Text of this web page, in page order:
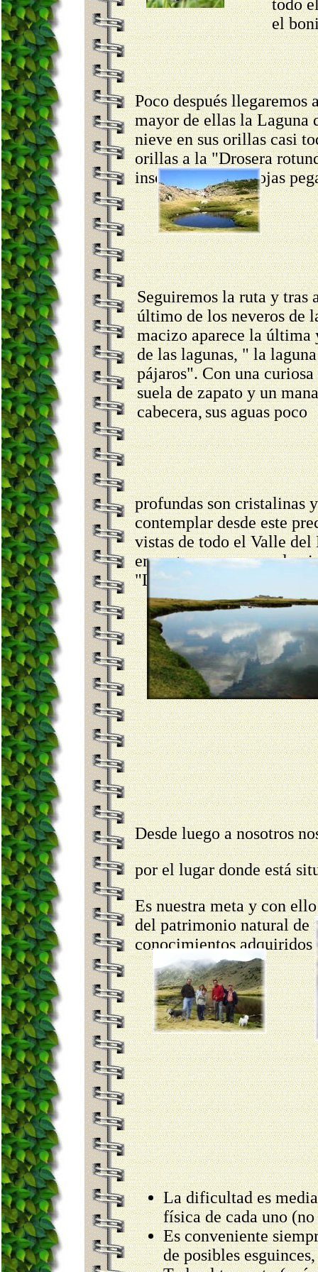
todo
el
Poco después llegaremos
mayor de ellas la Laguna
nieve en sus orillas casi
orillas a la "Drosera
insectos con sus hojas
Seguiremos la ruta y tras
último de los neveros de
macizo aparece la última
de las lagunas, " la
pájaros". Con una
suela de zapato y un
cabecera,sus aguas poco
profundas son cristalinas
contemplar desde este
vistas de todo el Valle del
encontraremos un
"Leucanthemopsis
Desde luego a nosotros
por el lugar donde está
Es nuestra meta y con
del patrimonio natural de
conocimientos
La dificultad es
física de cada uno (no
Es conveniente
de posibles